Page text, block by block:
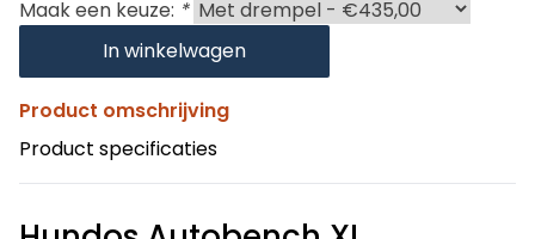
Maak een keuze: *
In winkelwagen
Product omschrijving
Product specificaties